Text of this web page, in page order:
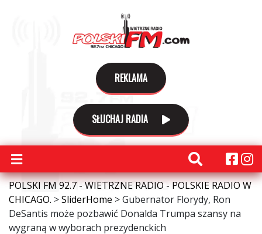
REKLAMA
SŁUCHAJ RADIA
POLSKI FM 92.7 - WIETRZNE RADIO - POLSKIE RADIO W
CHICAGO. >SliderHome >Gubernator Florydy, Ron
DeSantis może pozbawić Donalda Trumpa szansy na
wygraną w wyborach prezydenckich